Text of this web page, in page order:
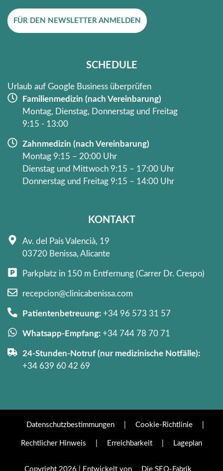
e
b
o
k
f
t
a
g
a
FÜR DEN NEWSLETTER ANMELDEN
SCHEDULE
Urlaub auf Google Business überprüfen
Familienmedizin (nach Vereinbarung)
Montag, Dienstag, Donnerstag und Freitag
9:15 - 13:00
Zahnmedizin (nach Vereinbarung)
Montag 9:15 – 20:00 Uhr
Dienstag und Mittwoch 9:15 – 17:00 Uhr
Donnerstag und Freitag 9:15 – 14:00 Uhr
KONTAKT
Av. del País Valencià, 19
03720 Benissa, Alicante
Parkplatz in 150 m Entfernung (Carrer Dr. Crespo)
recepcion@clinicabenissa.com
Patientenbetreuung: +34 96 573 31 57
Whatsapp-Empfang: +34 744 78 70 71
24-Stunden-Notruf (nur medizinische Notfälle):
+34 639 60 42 69
Datenschutzbestimmungen Cookie-Richtlinie
Rechtlicher Hinweis Erreichbarkeit Lageplan
Copyright 2026 | Entwickelt von Die SEO-Fabrik